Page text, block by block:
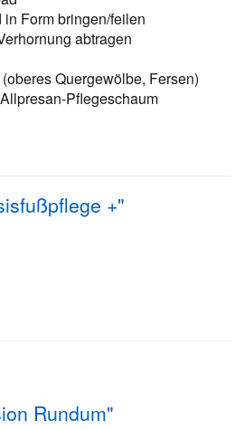
Form bringen/feilen
abtragen
Quergewölbe, Fersen)
Pflegeschaum
+"
Rundum"